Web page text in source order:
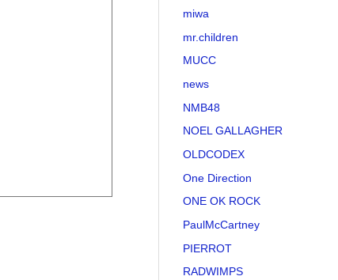
miwa
mr.children
MUCC
news
NMB48
NOEL GALLAGHER
OLDCODEX
One Direction
ONE OK ROCK
PaulMcCartney
PIERROT
RADWIMPS